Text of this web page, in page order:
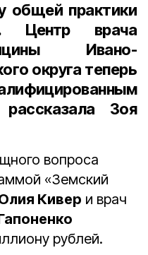
общей практики
Центр врача
Ивано-
округа теперь
Зоя
вопроса
«Земский
Кивер и врач
рублей.